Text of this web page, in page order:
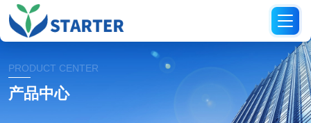
PRODUCT CENTER
产品中心